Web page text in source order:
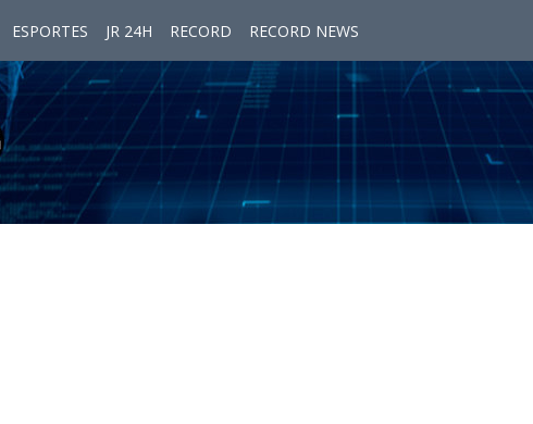
ESPORTES JR 24H RECORD RECORD NEWS